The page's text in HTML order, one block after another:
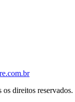
direitos reservados.